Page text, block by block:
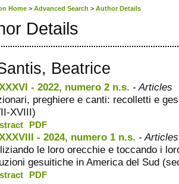
Home > Advanced Search > Author Details
Details
Beatrice
- 2022, numero 2 n.s. - Articles
preghiere e canti: recolletti e
XVIII)
PDF
- 2024, numero 1 n.s. - Articles
le loro orecchie e toccando i
gesuitiche in America del Sud
PDF